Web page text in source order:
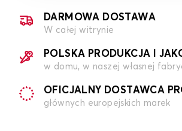
DARMOWA DOSTAWA
W całej witrynie
POLSKA PRODUKCJA I
w domu, w naszej własnej
OFICJALNY DOSTAWCA
głównych europejskich marek